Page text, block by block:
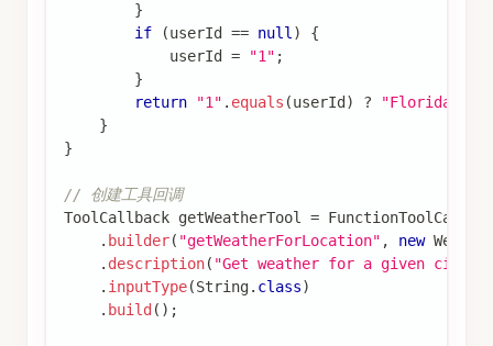
}
if
(userId == null)
{
            userId
= "1" ;
}
return
"1" . equals (userId ) ? "Florida"
}
}
// 创建工具回调
ToolCallback getWeatherTool =
. builder( "getWeatherForLocation" , new
. description( "Get weather for a given city"
. inputType(String. class)
. build ( ) ;